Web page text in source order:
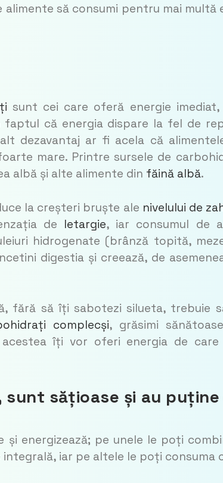
să consumi pentru mai multă
sunt cei care oferă energie
că energia dispare la fel de
dezavantaj ar fi acela că
mare. Printre sursele de
albă și alte alimente din făină albă.
la creșteri bruște ale nivelului de
de letargie, iar consumul de
hidrogenate (brânză topită,
digestia și creează, de
fără să îți sabotezi silueta, trebuie
complecși, grăsimi
îți vor oferi energia de
sățioase și au
energizează; pe unele le poți
iar pe altele le poți consuma